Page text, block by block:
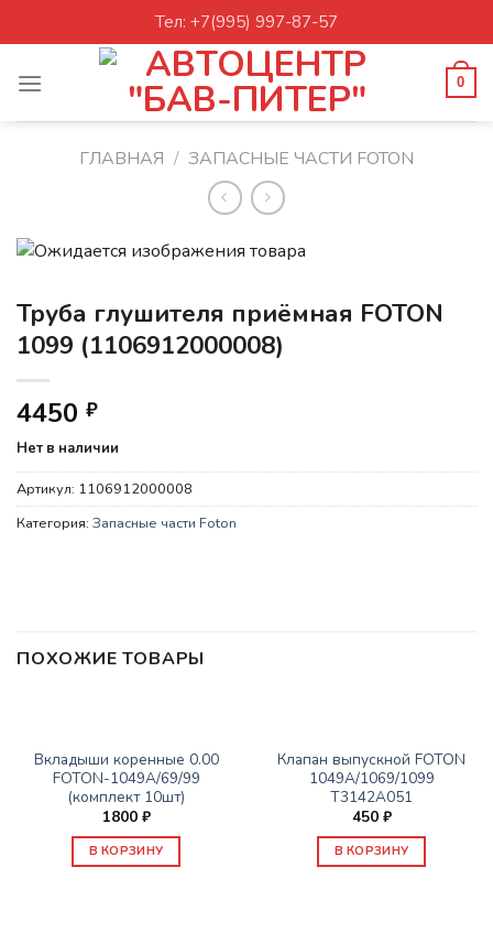
to
Тел: +7(995) 997-87-57
0
ГЛАВНАЯ / ЗАПАСНЫЕ ЧАСТИ FOTON
Труба глушителя приёмная FOTON
1099 (1106912000008)
4450 ₽
Нет в наличии
Артикул: 1106912000008
Категория: Запасные части Foton
ПОХОЖИЕ ТОВАРЫ
Вкладыши коренные 0.00
FOTON-1049А/69/99
(комплект 10шт)
1800 ₽
В КОРЗИНУ
Клапан выпускной FOTON
1049А/1069/1099
Т3142А051
450 ₽
В КОРЗИНУ